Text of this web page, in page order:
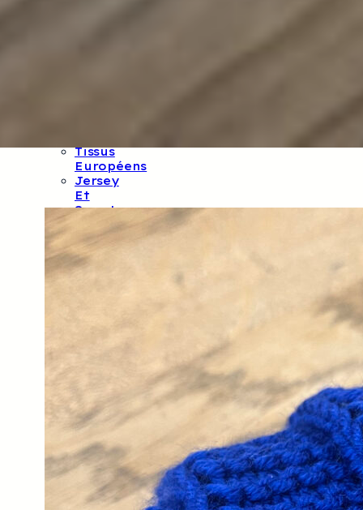
Tissus
Européens
Jersey
Et
Sweat
Tissus
Mind
The
Maker
Jacquard
Toiles
Cirées
Tissus
Matelassés
Tissus
Liberty
London